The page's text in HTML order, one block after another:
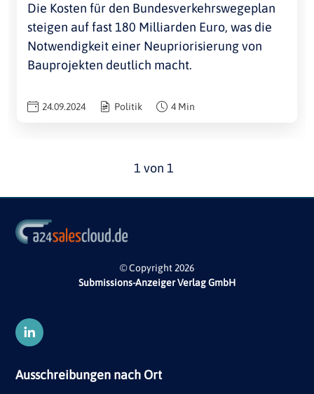
Die Kosten für den Bundesverkehrswegeplan
steigen auf fast 180 Milliarden Euro, was die
Notwendigkeit einer Neupriorisierung von
Bauprojekten deutlich macht.
24.09.2024 Politik 4 Min
1 von 1
© Copyright 2026
Submissions-Anzeiger Verlag GmbH
Ausschreibungen nach Ort